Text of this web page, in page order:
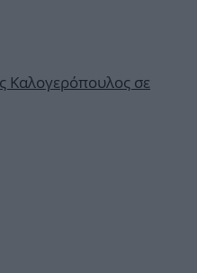
Καλογερόπουλος σε